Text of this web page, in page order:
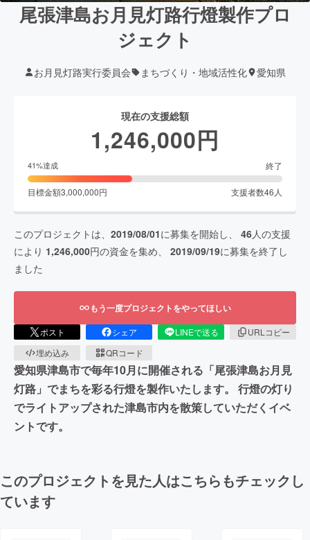
尾張津島お月見灯路行燈製作プロ
ジェクト
お月見灯路実行委員会 まちづくり・地域活性化 愛知県
現在の支援総額
1,246,000円
41%達成 終了
目標金額3,000,000円 支援者数46 人
このプロジェクトは、 2019/08/01に募集を開始し、 46人の支援
により 1,246,000円の資金を集め、 2019/09/19に募集を終了し
ました
もう一度プロジェクトをやってほしい
ポスト シェア LINEで送る
URLコピー
埋め込み
QRコード
愛知県津島市で毎年10月に開催される「尾張津島お月見
灯路」でまちを彩る行燈を製作いたします。 行燈の灯り
でライトアップされた津島市内を散策していただくイベ
ントです。
このプロジェクトを見た人はこちらもチェックし
ています